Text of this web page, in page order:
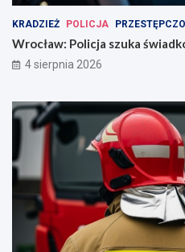
KRADZIEŻ POLICJA
Wrocław: Policja szuka
4 sierpnia 2026